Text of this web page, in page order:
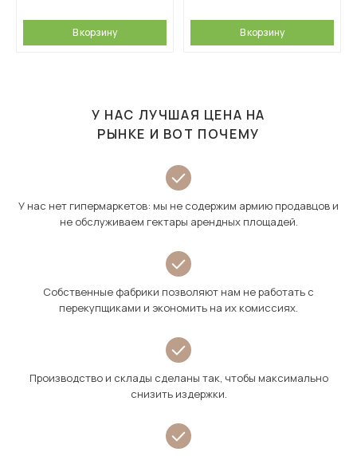
В корзину В корзину
У НАС ЛУЧШАЯ ЦЕНА НА
РЫНКЕ И ВОТ ПОЧЕМУ
У нас нет гипермаркетов: мы не содержим армию продавцов и
не обслуживаем гектары арендных площадей.
Собственные фабрики позволяют нам не работать с
перекупщиками и экономить на их комиссиях.
Производство и склады сделаны так, чтобы максимально
снизить издержки.